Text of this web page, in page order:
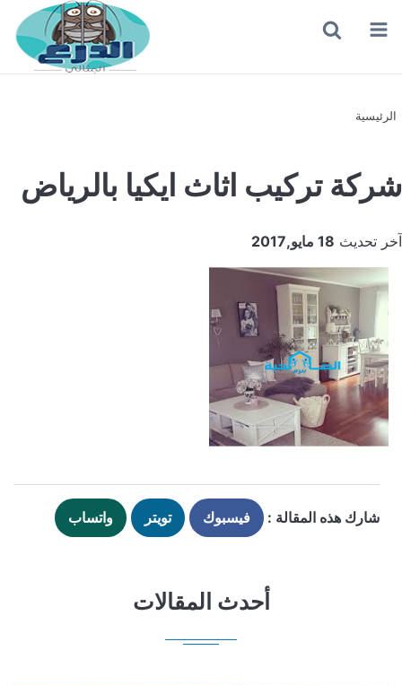
القائمة
الرئيسية
شركة تركيب اثاث ايكيا بالرياض
آخر تحديث 18 مايو,2017
شارك هذه المقالة : فيسبوك تويتر واتساب
أحدث المقالات